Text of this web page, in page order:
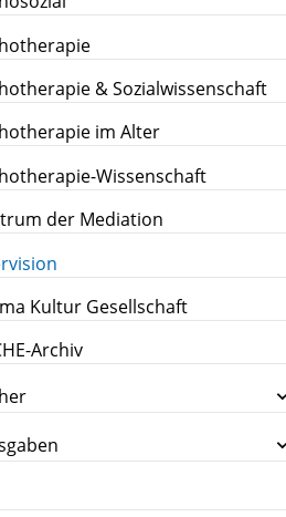
& Sozialwissenschaft
im Alter
Wissenschaft
der Mediation
Kultur Gesellschaft
Archiv